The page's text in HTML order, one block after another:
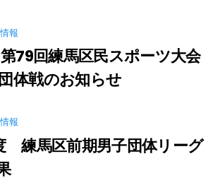
報
79回練馬区民スポーツ大会
体戦のお知らせ
報
練馬区前期男子団体リーグ